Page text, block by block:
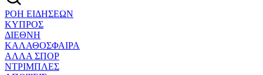
ΡΟΗ ΕΙΔΗΣΕΩΝ
ΚΥΠΡΟΣ
ΔΙΕΘΝΗ
ΚΑΛΑΘΟΣΦΑΙΡΑ
ΑΛΛΑ ΣΠΟΡ
ΝΤΡΙΜΠΛΕΣ